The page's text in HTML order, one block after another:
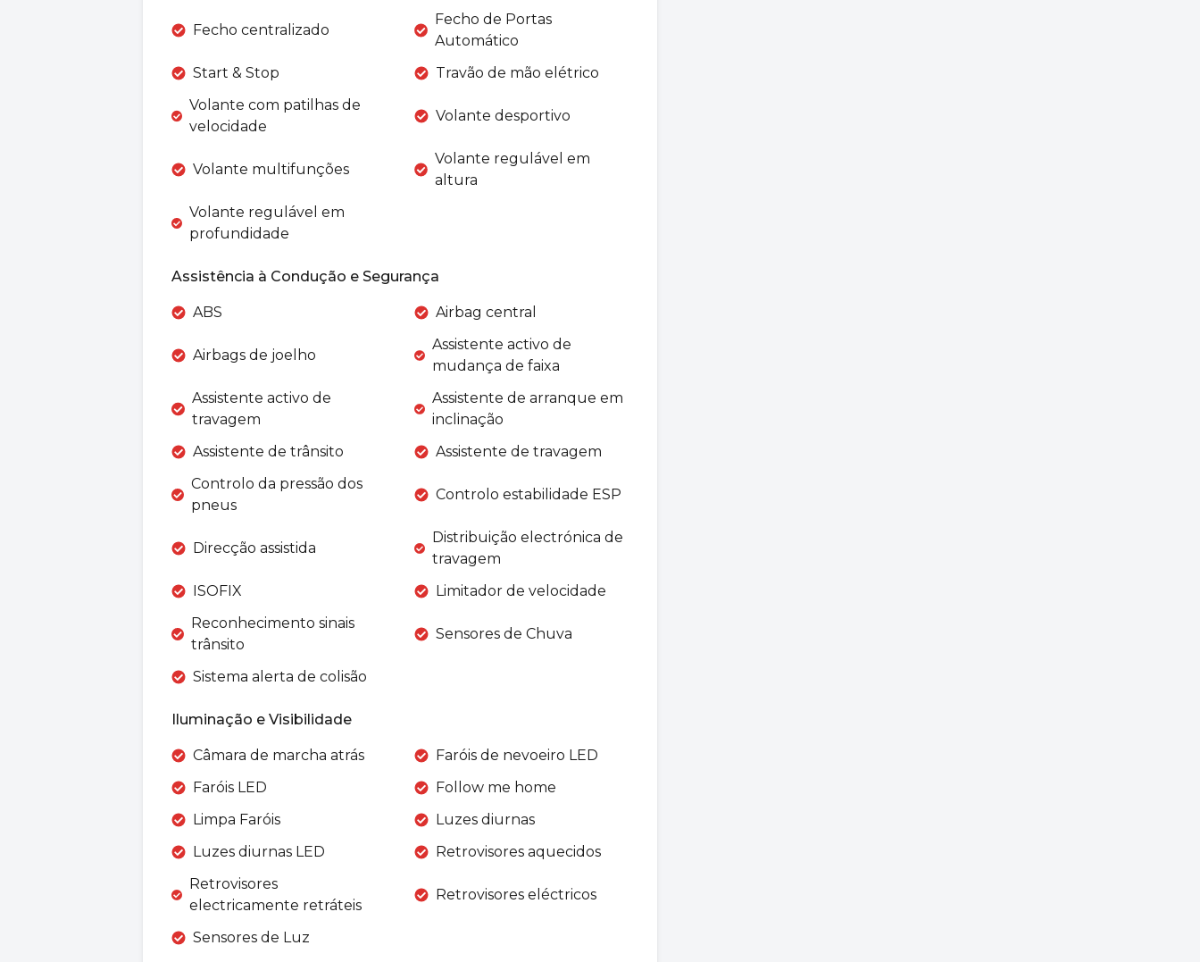
Fecho centralizado
Fecho de Portas
Automático
Start & Stop
Travão de mão elétrico
Volante com patilhas de
velocidade
Volante desportivo
Volante multifunções
Volante regulável em
altura
Volante regulável em
profundidade
Assistência à Condução e Segurança
ABS Airbag central
Airbags de joelho
Assistente activo de
mudança de faixa
Assistente activo de
travagem
Assistente de arranque em
inclinação
Assistente de trânsito
Assistente de travagem
Controlo da pressão dos
pneus
Controlo estabilidade ESP
Direcção assistida
Distribuição electrónica de
travagem
ISOFIX
Limitador de velocidade
Reconhecimento sinais
trânsito
Sensores de Chuva
Sistema alerta de colisão
Iluminação e Visibilidade
Câmara de marcha atrás
Faróis de nevoeiro LED
Faróis LED
Follow me home
Limpa Faróis
Luzes diurnas
Luzes diurnas LED
Retrovisores aquecidos
Retrovisores
electricamente retráteis
Retrovisores eléctricos
Sensores de Luz